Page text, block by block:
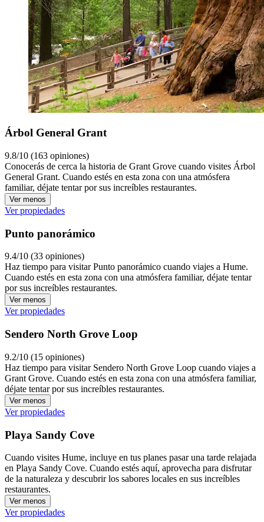
Árbol General Grant
9.8/10 (163 opiniones)
Conocerás de cerca la historia de Grant Grove cuando visites Árbol
General Grant. Cuando estés en esta zona con una atmósfera
familiar, déjate tentar por sus increíbles restaurantes.
Ver menos
Ver propiedades
Punto panorámico
9.4/10 (33 opiniones)
Haz tiempo para visitar Punto panorámico cuando viajes a Hume.
Cuando estés en esta zona con una atmósfera familiar, déjate tentar
por sus increíbles restaurantes.
Ver menos
Ver propiedades
Sendero North Grove Loop
9.2/10 (15 opiniones)
Haz tiempo para visitar Sendero North Grove Loop cuando viajes a
Grant Grove. Cuando estés en esta zona con una atmósfera familiar,
déjate tentar por sus increíbles restaurantes.
Ver menos
Ver propiedades
Playa Sandy Cove
Cuando visites Hume, incluye en tus planes pasar una tarde relajada
en Playa Sandy Cove. Cuando estés aquí, aprovecha para disfrutar
de la naturaleza y descubrir los sabores locales en sus increíbles
restaurantes.
Ver menos
Ver propiedades